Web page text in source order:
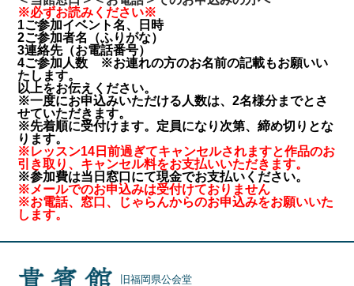
※必ずお読みください※
1ご参加イベント名、日時
2ご参加者名（ふりがな）
3連絡先（お電話番号）
4ご参加人数 ※お連れの方のお名前の記載もお願いい
たします。
以上をお伝えください。
※一度にお申込みいただける人数は、2名様分までとさ
せていただきます。
※先着順に受付けます。定員になり次第、締め切りとな
ります。
※レッスン14日前過ぎてキャンセルされますと作品のお
引き取り、キャンセル料をお支払いいただきます。
※参加費は当日窓口にて現金でお支払いください。
※メールでのお申込みは受付けておりません
※お電話、窓口、じゃらんからのお申込みをお願いいた
します。
旧福岡県公会堂